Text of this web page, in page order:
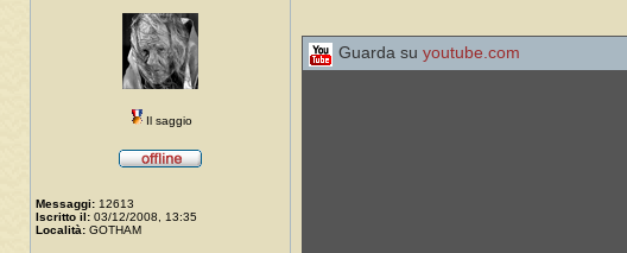
Il saggio
Messaggi: 12613
Iscritto il: 03/12/2008, 13:35
Località: GOTHAM
Guarda su youtube.com